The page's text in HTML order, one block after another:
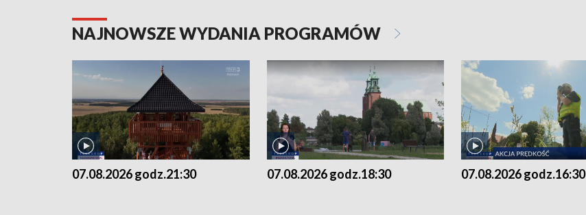
NAJNOWSZE WYDANIA PROGRAMÓW
07.08.2026 godz.21:30 07.08.2026 godz.18:30 07.08.2026 godz.16:30